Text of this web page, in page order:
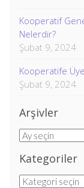
Kooperatif
Nelerdir?
Şubat 9, 2024
Kooperatife
Şubat 9, 2024
Arşivler
Arşivler
Kategoriler
Kategoriler